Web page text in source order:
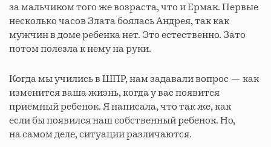
за мальчиком того же возраста, что и Ермак. Первые
несколько часов Злата боялась Андрея, так как
мужчин в доме ребенка нет. Это естественно. Зато
потом полезла к нему на руки.
Когда мы учились в ШПР, нам задавали вопрос — как
изменится ваша жизнь, когда у вас появится
приемный ребенок. Я написала, что так же, как
если бы появился наш собственный ребенок. Но,
на самом деле, ситуации различаются.